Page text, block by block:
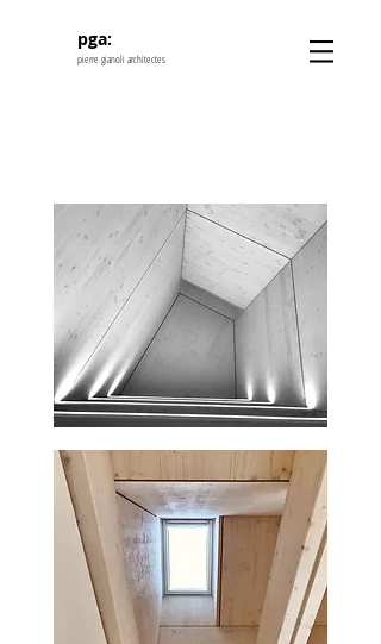
pga:
pierre gianoli architectes